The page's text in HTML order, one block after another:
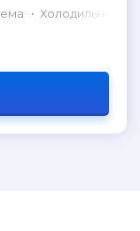
Холодильник в